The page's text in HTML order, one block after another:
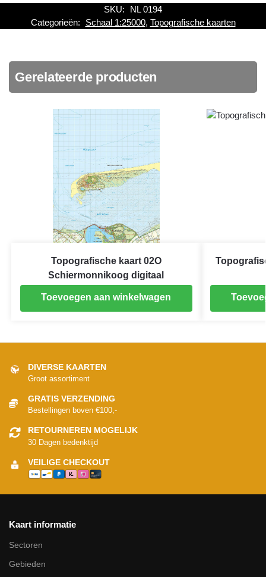
SKU:
NL 0194
Categorieën:
Schaal 1:25000, Topografische kaarten
Gerelateerde producten
Topografische kaart 02O
Schiermonnikoog digitaal
Toevoegen aan winkelwagen
DIVERSE KAARTEN
Groot assortiment
GRATIS VERZENDING
Bestellingen boven €100,-
RETOURNEREN MOGELIJK
30 Dagen bedenktijd
VEILIGE CHECKOUT
Kaart informatie
Sectoren
Gebieden